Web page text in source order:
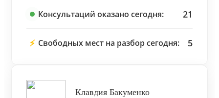
Консультаций оказано сегодня: 21
⚡ Свободных мест на разбор сегодня: 5
Клавдия Бакуменко